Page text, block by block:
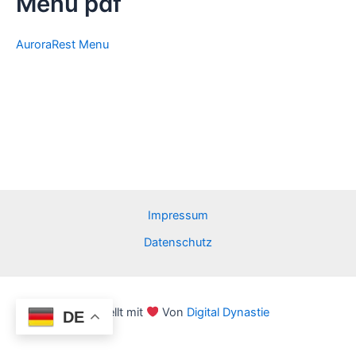
AuroraRest Menu
Impressum
Datenschutz
Erstellt mit Von Digital Dynastie
DE